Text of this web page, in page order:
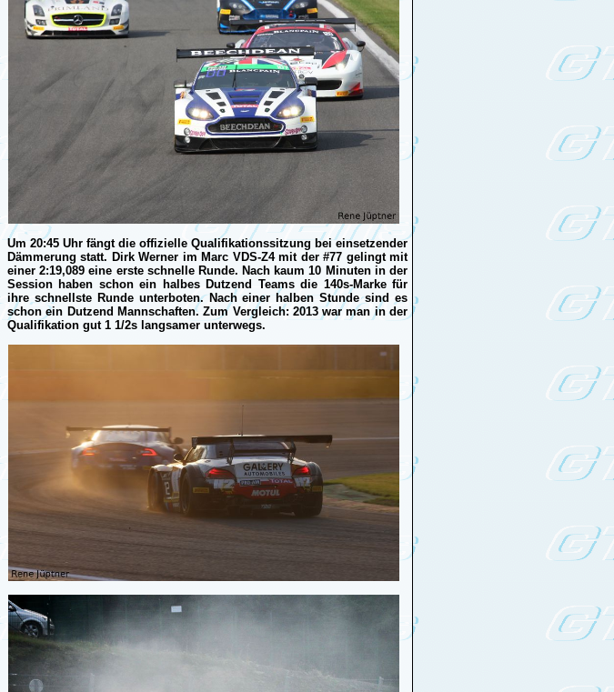
Um 20:45 Uhr fängt die offizielle Qualifikationssitzung bei einsetzender
Dämmerung statt. Dirk Werner im Marc VDS-Z4 mit der #77 gelingt mit
einer 2:19,089 eine erste schnelle Runde. Nach kaum 10 Minuten in der
Session haben schon ein halbes Dutzend Teams die 140s-Marke für
ihre schnellste Runde unterboten. Nach einer halben Stunde sind es
schon ein Dutzend Mannschaften. Zum Vergleich: 2013 war man in der
Qualifikation gut 1 1/2s langsamer unterwegs.